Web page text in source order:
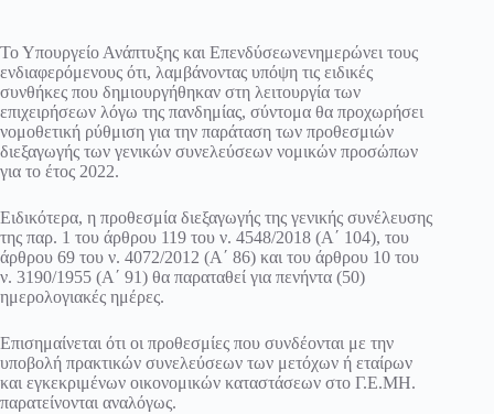
Το Υπουργείο Ανάπτυξης και Επενδύσεωνενημερώνει τους
ενδιαφερόμενους ότι, λαμβάνοντας υπόψη τις ειδικές
συνθήκες που δημιουργήθηκαν στη λειτουργία των
επιχειρήσεων λόγω της πανδημίας, σύντομα θα προχωρήσει
νομοθετική ρύθμιση για την παράταση των προθεσμιών
διεξαγωγής των γενικών συνελεύσεων νομικών προσώπων
για το έτος 2022.
Ειδικότερα, η προθεσμία διεξαγωγής της γενικής συνέλευσης
της παρ. 1 του άρθρου 119 του ν. 4548/2018 (Α΄ 104), του
άρθρου 69 του ν. 4072/2012 (Α΄ 86) και του άρθρου 10 του
ν. 3190/1955 (Α΄ 91) θα παραταθεί για πενήντα (50)
ημερολογιακές ημέρες.
Επισημαίνεται ότι οι προθεσμίες που συνδέονται με την
υποβολή πρακτικών συνελεύσεων των μετόχων ή εταίρων
και εγκεκριμένων οικονομικών καταστάσεων στο Γ.Ε.ΜΗ.
παρατείνονται αναλόγως.